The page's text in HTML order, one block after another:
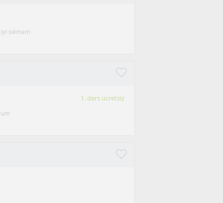
sıkmam.
1. ders ücretsiz